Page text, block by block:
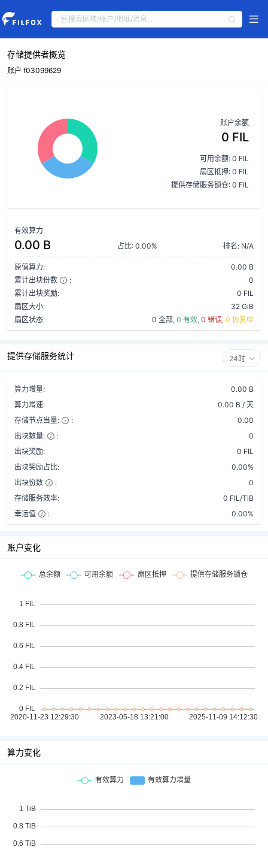
存储提供者概览
账户 f03099629
账户余额
0 FIL
可用余额: 0 FIL
扇区抵押: 0 FIL
提供存储服务锁仓: 0 FIL
有效算力
0.00 B 占比: 0.00% 排名: N/A
原值算力:
0.00 B
累计出块份数
:
0
累计出块奖励:
0 FIL
扇区大小:
32 GiB
扇区状态:
0 全部, 0 有效, 0 错误, 0 恢复中
提供存储服务统计 24时
算力增量:
0.00 B
算力增速:
0.00 B / 天
存储节点当量:
:
0.00
出块数量:
:
0
出块奖励:
0 FIL
出块奖励占比:
0.00%
出块份数
:
0
存储服务效率:
0 FIL/TiB
幸运值
: 0.00%
账户变化
算力变化